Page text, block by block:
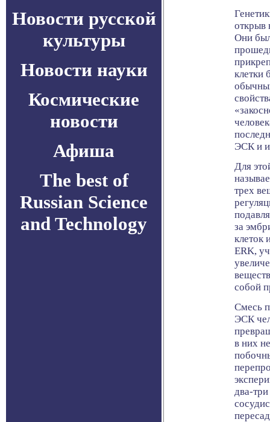
Новости русской
культуры
Новости науки
Космические
новости
Афиша
The best of
Russian Science
and Technology
открыв
Они
клетки
ЭСК и
Для
трех
за
клеток
ERK,
собой
Смесь
ЭСК
в них
два-